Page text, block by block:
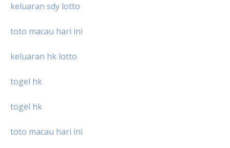
keluaran sdy lotto
toto macau hari ini
keluaran hk lotto
togel hk
togel hk
toto macau hari ini